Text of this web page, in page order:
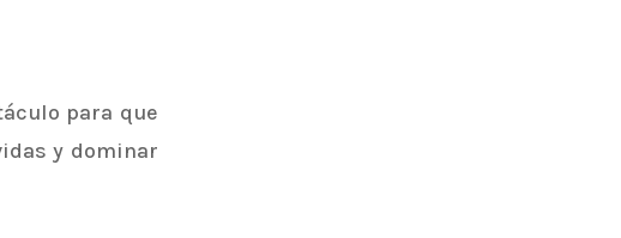
para que
y dominar